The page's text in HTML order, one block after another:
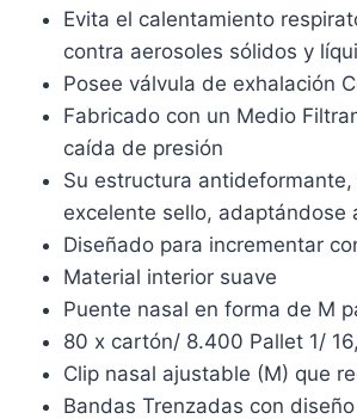
Evita el calentamiento
contra aerosoles sólidos y
Posee válvula de exhalación
Fabricado con un Medio
caída de presión
Su estructura
excelente sello, adaptándose
Diseñado para incrementar
Material interior suave
Puente nasal en forma de M
80 x cartón/ 8.400 Pallet 1/
Clip nasal ajustable (M) que
Bandas Trenzadas con